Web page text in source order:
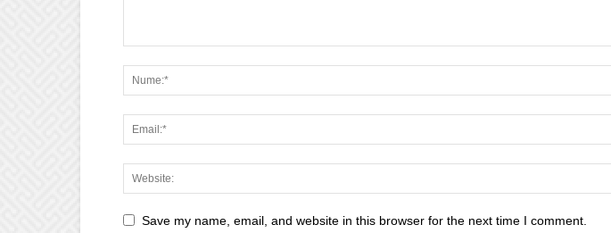
Save my name, email, and website in this browser for the next time I comment.